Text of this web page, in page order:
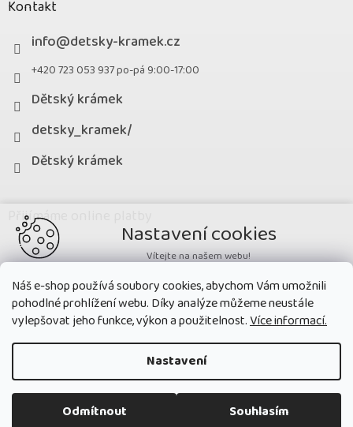
Náš e-shop používá soubory cookies, abychom Vám umožnili
pohodlné prohlížení webu. Díky analýze můžeme neustále
vylepšovat jeho funkce, výkon a použitelnost.Více informací.
Nastavení
Odmítnout Souhlasím
Kontakt
info@detsky-kramek.cz
+420 723 053 937 po-pá 9:00-17:00
Dětský krámek
detsky_kramek/
Dětský krámek
Přijímáme online platby
Copyright 2026Dětský krámek. Všechna práva vyhrazena.Upravit
Nastavení cookies
Vítejte na našem webu!
Potřebujeme nastavit cookies a související technologie, aby
zobrazovaný obsah odpovídal vašim potřebám a vy na webu nalezli
přesně to, co potřebujete. Soubory cookies používané na našem webu
nikdy neslouží ke zjišťování totožnosti uživatelů stránek.
Přijmout všechny cookies
Nastavit